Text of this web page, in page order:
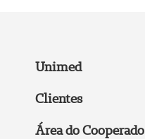
Unimed
Clientes
Área do Cooperado